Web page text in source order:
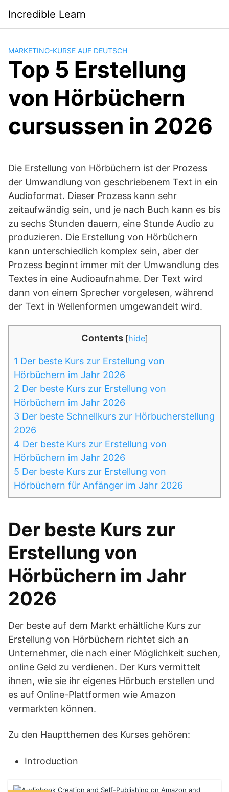
contenido
Incredible Learn
MARKETING-KURSE AUF DEUTSCH
Top 5 Erstellung
von Hörbüchern
cursussen in 2026
Die Erstellung von Hörbüchern ist der Prozess
der Umwandlung von geschriebenem Text in ein
Audioformat. Dieser Prozess kann sehr
zeitaufwändig sein, und je nach Buch kann es bis
zu sechs Stunden dauern, eine Stunde Audio zu
produzieren. Die Erstellung von Hörbüchern
kann unterschiedlich komplex sein, aber der
Prozess beginnt immer mit der Umwandlung des
Textes in eine Audioaufnahme. Der Text wird
dann von einem Sprecher vorgelesen, während
der Text in Wellenformen umgewandelt wird.
Contents [hide]
1 Der beste Kurs zur Erstellung von
Hörbüchern im Jahr 2026
2 Der beste Kurs zur Erstellung von
Hörbüchern im Jahr 2026
3 Der beste Schnellkurs zur Hörbucherstellung
2026
4 Der beste Kurs zur Erstellung von
Hörbüchern im Jahr 2026
5 Der beste Kurs zur Erstellung von
Hörbüchern für Anfänger im Jahr 2026
Der beste Kurs zur
Erstellung von
Hörbüchern im Jahr
2026
Der beste auf dem Markt erhältliche Kurs zur
Erstellung von Hörbüchern richtet sich an
Unternehmer, die nach einer Möglichkeit suchen,
online Geld zu verdienen. Der Kurs vermittelt
ihnen, wie sie ihr eigenes Hörbuch erstellen und
es auf Online-Plattformen wie Amazon
vermarkten können.
Zu den Hauptthemen des Kurses gehören:
Introduction